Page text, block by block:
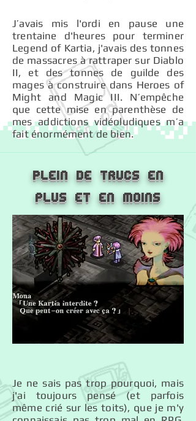
J’avais mis l'ordi en pause une
trentaine d'heures pour terminer
Legend of Kartia, j'avais des tonnes
de massacres à rattraper sur Diablo
II, et des tonnes de guilde des
mages à construire dans Heroes of
Might and Magic III. N’empêche
que cette mise en parenthèse de
mes addictions vidéoludiques m’a
fait énormément de bien.
Plein de trucs en
plus et en moins
Je ne sais pas trop pourquoi, mais
j'ai toujours pensé (et parfois
même crié sur les toits), que je m'y